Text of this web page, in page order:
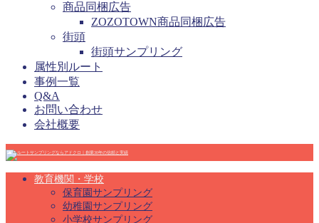
商品同梱広告
ZOZOTOWN商品同梱広告
街頭
街頭サンプリング
属性別ルート
事例一覧
Q&A
お問い合わせ
会社概要
教育機関・学校
保育園サンプリング
幼稚園サンプリング
小学校サンプリング